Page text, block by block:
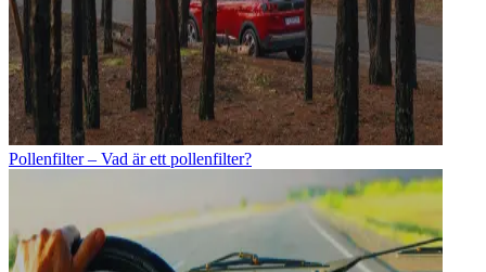
Pollenfilter – Vad är ett pollenfilter?